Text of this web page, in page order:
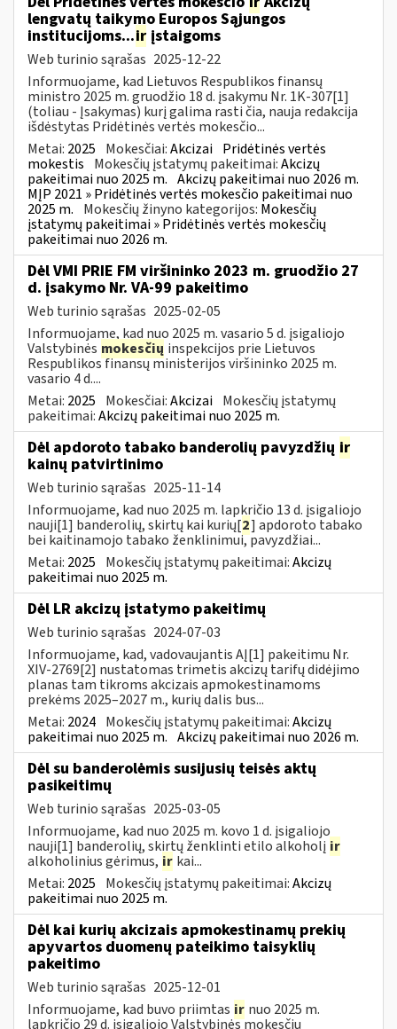
lengvatų taikymo Europos Sąjungos
institucijoms...ir įstaigoms
Web turinio sąrašas 2025-12-22
Informuojame, kad Lietuvos Respublikos finansų
ministro 2025 m. gruodžio 18 d. įsakymu Nr. 1K-307[1]
(toliau - Įsakymas) kurį galima rasti čia, nauja redakcija
išdėstytas Pridėtinės vertės mokesčio...
Metai: 2025 Mokesčiai:Akcizai Pridėtinės vertės
mokestis Mokesčių įstatymų pakeitimai:Akcizų
pakeitimai nuo 2025 m. Akcizų pakeitimai nuo 2026 m.
MĮP 2021 » Pridėtinės vertės mokesčio pakeitimai nuo
2025 m. Mokesčių žinyno kategorijos: Mokesčių
įstatymų pakeitimai » Pridėtinės vertės mokesčių
pakeitimai nuo 2026 m.
Dėl VMI PRIE FM viršininko 2023 m. gruodžio 27
d. įsakymo Nr. VA-99 pakeitimo
Web turinio sąrašas 2025-02-05
Informuojame, kad nuo 2025 m. vasario 5 d. įsigaliojo
Valstybinės mokesčių inspekcijos prie Lietuvos
Respublikos finansų ministerijos viršininko 2025 m.
vasario 4 d....
Metai: 2025 Mokesčiai:Akcizai Mokesčių įstatymų
pakeitimai:Akcizų pakeitimai nuo 2025 m.
Dėl apdoroto tabako banderolių pavyzdžių ir
kainų patvirtinimo
Web turinio sąrašas 2025-11-14
Informuojame, kad nuo 2025 m. lapkričio 13 d. įsigaliojo
nauji[1] banderolių, skirtų kai kurių[2] apdoroto tabako
bei kaitinamojo tabako ženklinimui, pavyzdžiai...
Metai: 2025 Mokesčių įstatymų pakeitimai:Akcizų
pakeitimai nuo 2025 m.
Dėl LR akcizų įstatymo pakeitimų
Web turinio sąrašas 2024-07-03
Informuojame, kad, vadovaujantis AĮ[1] pakeitimu Nr.
XIV-2769[2] nustatomas trimetis akcizų tarifų didėjimo
planas tam tikroms akcizais apmokestinamoms
prekėms 2025–2027 m., kurių dalis bus...
Metai: 2024 Mokesčių įstatymų pakeitimai:Akcizų
pakeitimai nuo 2025 m. Akcizų pakeitimai nuo 2026 m.
Dėl su banderolėmis susijusių teisės aktų
pasikeitimų
Web turinio sąrašas 2025-03-05
Informuojame, kad nuo 2025 m. kovo 1 d. įsigaliojo
nauji[1] banderolių, skirtų ženklinti etilo alkoholį ir
alkoholinius gėrimus, ir kai...
Metai: 2025 Mokesčių įstatymų pakeitimai:Akcizų
pakeitimai nuo 2025 m.
Dėl kai kurių akcizais apmokestinamų prekių
apyvartos duomenų pateikimo taisyklių
pakeitimo
Web turinio sąrašas 2025-12-01
Informuojame, kad buvo priimtas ir nuo 2025 m.
lapkričio 29 d. įsigaliojo Valstybinės mokesčių